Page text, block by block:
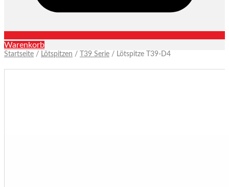
Warenkorb
Startseite / Lötspitzen / T39 Serie / Lötspitze T39-D4